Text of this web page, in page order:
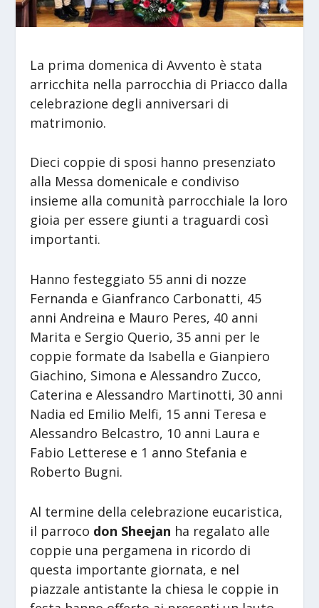
La prima domenica di Avvento è stata
arricchita nella parrocchia di Priacco dalla
celebrazione degli anniversari di
matrimonio.
Dieci coppie di sposi hanno presenziato
alla Messa domenicale e condiviso
insieme alla comunità parrocchiale la loro
gioia per essere giunti a traguardi così
importanti.
Hanno festeggiato 55 anni di nozze
Fernanda e Gianfranco Carbonatti, 45
anni Andreina e Mauro Peres, 40 anni
Marita e Sergio Querio, 35 anni per le
coppie formate da Isabella e Gianpiero
Giachino, Simona e Alessandro Zucco,
Caterina e Alessandro Martinotti, 30 anni
Nadia ed Emilio Melfi, 15 anni Teresa e
Alessandro Belcastro, 10 anni Laura e
Fabio Letterese e 1 anno Stefania e
Roberto Bugni.
Al termine della celebrazione eucaristica,
il parroco don Sheejan ha regalato alle
coppie una pergamena in ricordo di
questa importante giornata, e nel
piazzale antistante la chiesa le coppie in